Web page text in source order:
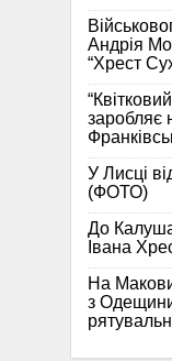
Андрія
“Хрест
заробляє
У Лисці
(ФОТО)
До
Івана
На
з Одещини: